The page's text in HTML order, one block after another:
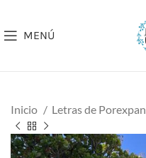
MENÚ
Inicio Letras de Porexpan